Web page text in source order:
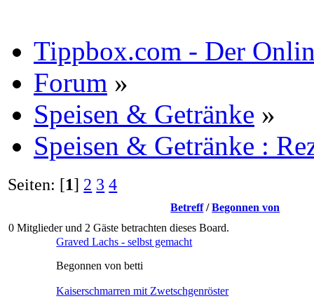
Tippbox.com - Der
Forum »
Speisen & Getränke »
Speisen & Getränke :
Seiten: [1] 2 3 4
Betreff/Begonnen von
0 Mitglieder und 2 Gäste betrachten dieses Board.
Graved Lachs - selbst gemacht
Begonnen von betti
Kaiserschmarren mit Zwetschgenröster